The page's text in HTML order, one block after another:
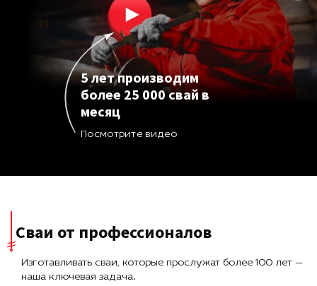
5 лет производим
более 25 000 свай в
месяц
Посмотрите видео
Сваи от профессионалов
Изготавливать сваи, которые прослужат более 100 лет —
наша ключевая задача.